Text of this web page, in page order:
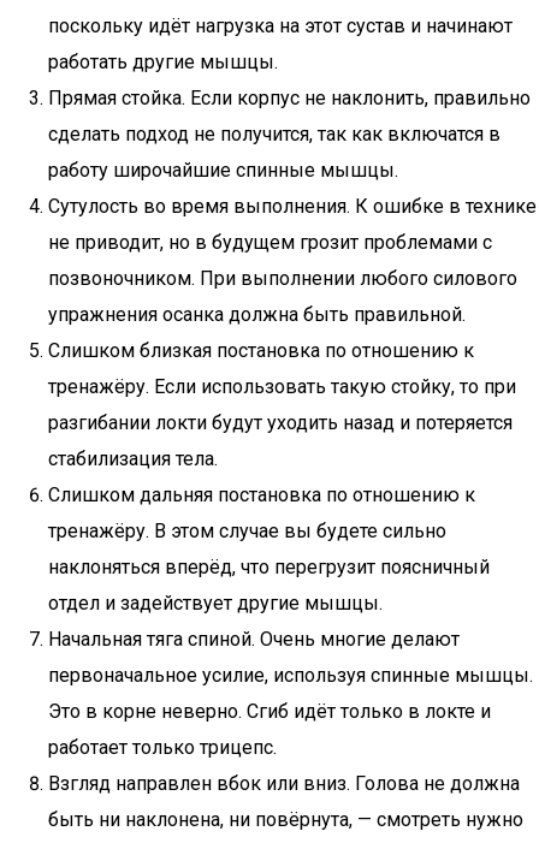
поскольку идёт нагрузка на этот сустав и начинают
работать другие мышцы.
Прямая стойка. Если корпус не наклонить, правильно
сделать подход не получится, так как включатся в
работу широчайшие спинные мышцы.
Сутулость во время выполнения. К ошибке в технике
не приводит, но в будущем грозит проблемами с
позвоночником. При выполнении любого силового
упражнения осанка должна быть правильной.
Слишком близкая постановка по отношению к
тренажёру. Если использовать такую стойку, то при
разгибании локти будут уходить назад и потеряется
стабилизация тела.
Слишком дальняя постановка по отношению к
тренажёру. В этом случае вы будете сильно
наклоняться вперёд, что перегрузит поясничный
отдел и задействует другие мышцы.
Начальная тяга спиной. Очень многие делают
первоначальное усилие, используя спинные мышцы.
Это в корне неверно. Сгиб идёт только в локте и
работает только трицепс.
Взгляд направлен вбок или вниз. Голова не должна
быть ни наклонена, ни повёрнута, — смотреть нужно